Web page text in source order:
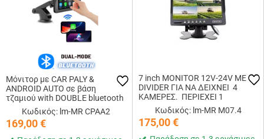
Μόνιτορ με CAR PALY &
ANDROID AUTO σε βάση
τζαμιού with DOUBLE bluetooth
Διάσταση monitor 7inch
1024x600 System : Linux OS
Wireless & wi...
Κωδικός: lm-MR CPAA2
169,00€
7 inch MONITOR 12V-24V ΜΕ
DIVIDER ΓΙΑ ΝΑ ΔΕΙΧΝΕΙ 4
ΚΑΜΕΡΕΣ. ΠΕΡΙΕΧΕΙ 1
ΚΑΛΩΔΙΟ ΣΥΝΔΕΣΗΣ
ΚΑΜΕΡΑΣ.. ΓΙΑ ΕΠΙΠΛΕΟΝ
ΚΑΜΕΡΕΣ ΧΡΕΙΑΖΟΝΤΑΙ
ΕΠΙΠΛΕΟΝ ΚΑΛΩ...
Κωδικός: lm-MR M07.4
175,00€